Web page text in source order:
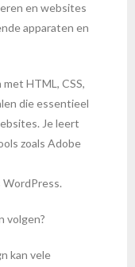
en websites
apparaten en
HTML, CSS,
die essentieel
Je leert
zoals Adobe
volgen?
kan vele